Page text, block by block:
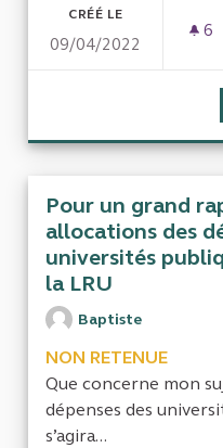
CRÉÉ LE
09/04/2022
6
Pour un grand
allocations des
universités
la LRU
Baptiste
NON RETENUE
Que concerne mon
dépenses des
s’agira...